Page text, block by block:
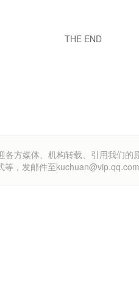
THE END
方媒体、机构转载、引用我们
，发邮件至